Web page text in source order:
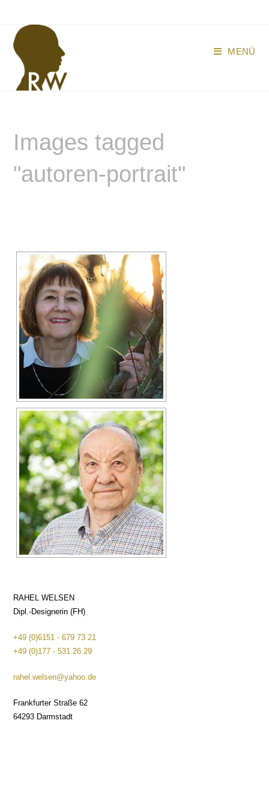
springen
MENÜ
Images tagged
"autoren-portrait"
RAHEL WELSEN
Dipl.-Designerin (FH)
+49 (0)6151 - 679 73 21
+49 (0)177 - 531 26 29
rahel.welsen@yahoo.de
Frankfurter Straße 62
64293 Darmstadt